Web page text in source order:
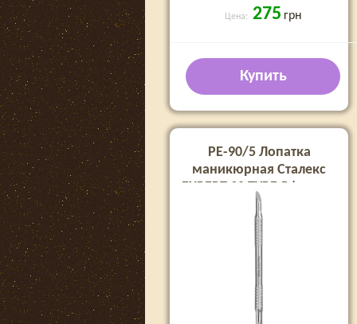
Цена: 275 грн
Купить
PE-90/5 Лопатка
маникюрная Сталекс
EXPERT 90 TYPE 5 (пушер
скошенный + пушер
прямой)